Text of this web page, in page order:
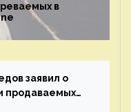
в
заявил о
продаваемых